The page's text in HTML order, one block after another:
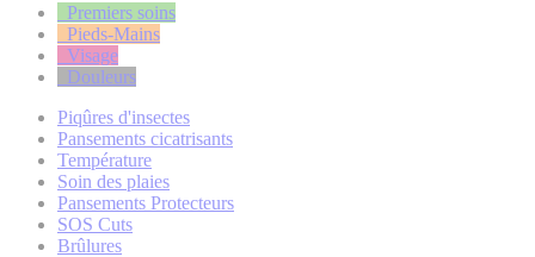
Premiers soins
Pieds-Mains
Visage
Douleurs
Piqûres d'insectes
Pansements cicatrisants
Température
Soin des plaies
Pansements Protecteurs
SOS Cuts
Brûlures